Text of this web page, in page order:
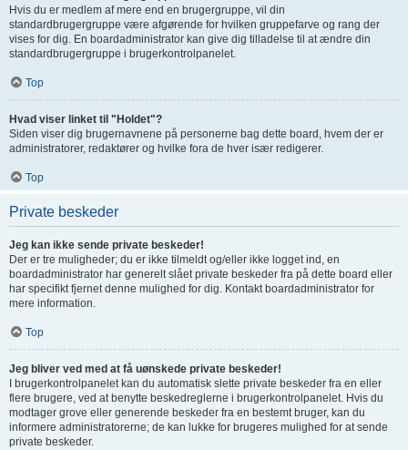
Hvis du er medlem af mere end en brugergruppe, vil din
standardbrugergruppe være afgørende for hvilken gruppefarve og rang der
vises for dig. En boardadministrator kan give dig tilladelse til at ændre din
standardbrugergruppe i brugerkontrolpanelet.
Top
Hvad viser linket til "Holdet"?
Siden viser dig brugernavnene på personerne bag dette board, hvem der er
administratorer, redaktører og hvilke fora de hver især redigerer.
Top
Private beskeder
Jeg kan ikke sende private beskeder!
Der er tre muligheder; du er ikke tilmeldt og/eller ikke logget ind, en
boardadministrator har generelt slået private beskeder fra på dette board eller
har specifikt fjernet denne mulighed for dig. Kontakt boardadministrator for
mere information.
Top
Jeg bliver ved med at få uønskede private beskeder!
I brugerkontrolpanelet kan du automatisk slette private beskeder fra en eller
flere brugere, ved at benytte beskedreglerne i brugerkontrolpanelet. Hvis du
modtager grove eller generende beskeder fra en bestemt bruger, kan du
informere administratorerne; de kan lukke for brugeres mulighed for at sende
private beskeder.